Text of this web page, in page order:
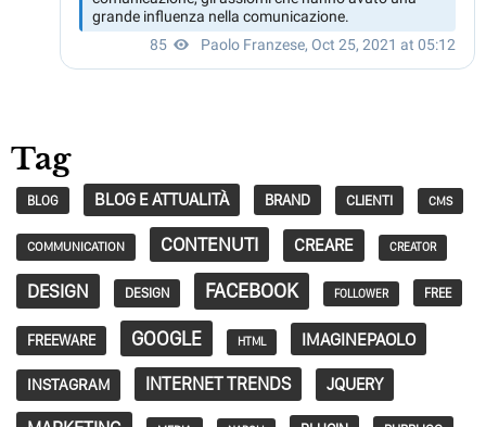
Tag
BLOG BLOG E ATTUALITÀ BRAND CLIENTI CMS
COMMUNICATION CONTENUTI CREARE CREATOR
DESIGN DESIGN FACEBOOK FOLLOWER FREE
FREEWARE GOOGLE HTML IMAGINEPAOLO
INSTAGRAM INTERNET TRENDS JQUERY